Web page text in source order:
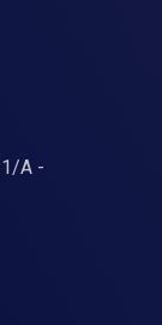
A -